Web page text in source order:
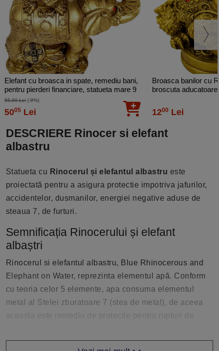
Elefant cu broasca in spate, remediu bani,
pentru pierderi financiare, statueta mare 9
cm
55,00 Lei (-9%)
5005 Lei
Broasca banilor cu
broscuta
1200 Lei
DESCRIERE Rinocer si elefant
albastru
Statueta cu Rinocerul și elefantul albastru este
proiectată pentru a asigura protectie impotriva jafurilor,
accidentelor, dusmanilor, energiei negative aduse de
steaua 7, de furturi.
Semnificația Rinocerului și elefant
albaștri
Rinocerul si elefantul albastru, Blue Rhinocerous and
Elephant on Water, reprezinta elementul apă. Conform
cu teoria celor 5 elemente, apa consuma elementul
metal al Stelei zburatoare 7 (stea de metal), de aceea
aceasta este remediu de protectie pentru rupturi de